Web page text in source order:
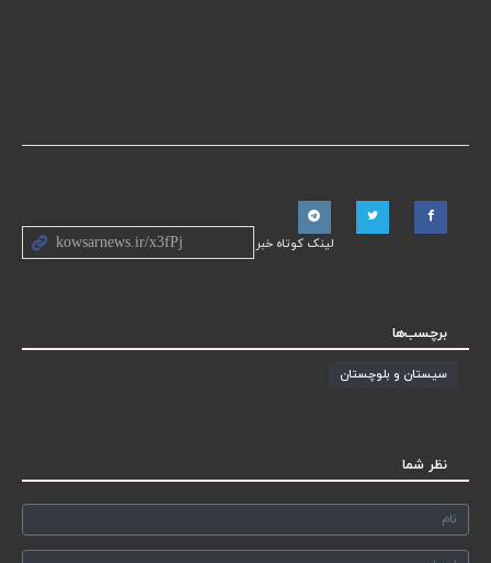
لینک کوتاه خبر
برچسب‌ها
سیستان و بلوچستان
نظر شما